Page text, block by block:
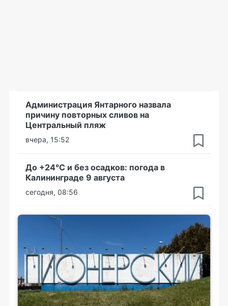
Администрация Янтарного назвала
причину повторных сливов на
Центральный пляж
вчера, 15:52
До +24°С и без осадков: погода в
Калининграде 9 августа
сегодня, 08:56